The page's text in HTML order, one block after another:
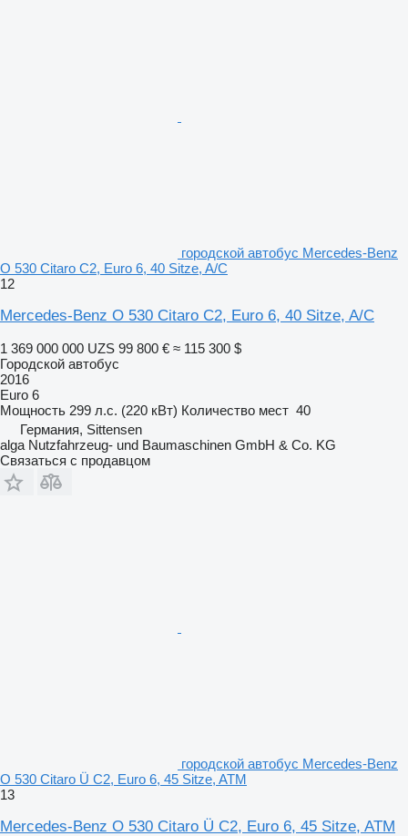
городской автобус Mercedes-Benz
O 530 Citaro C2, Euro 6, 40 Sitze, A/C
12
Mercedes-Benz O 530 Citaro C2, Euro 6, 40 Sitze, A/C
1 369 000 000 UZS 99 800 € ≈ 115 300 $
Городской автобус
2016
Euro 6
Мощность 299 л.с. (220 кВт) Количество мест 40
Германия, Sittensen
alga Nutzfahrzeug- und Baumaschinen GmbH & Co. KG
Связаться с продавцом
городской автобус Mercedes-Benz
O 530 Citaro Ü C2, Euro 6, 45 Sitze, ATM
13
Mercedes-Benz O 530 Citaro Ü C2, Euro 6, 45 Sitze, ATM